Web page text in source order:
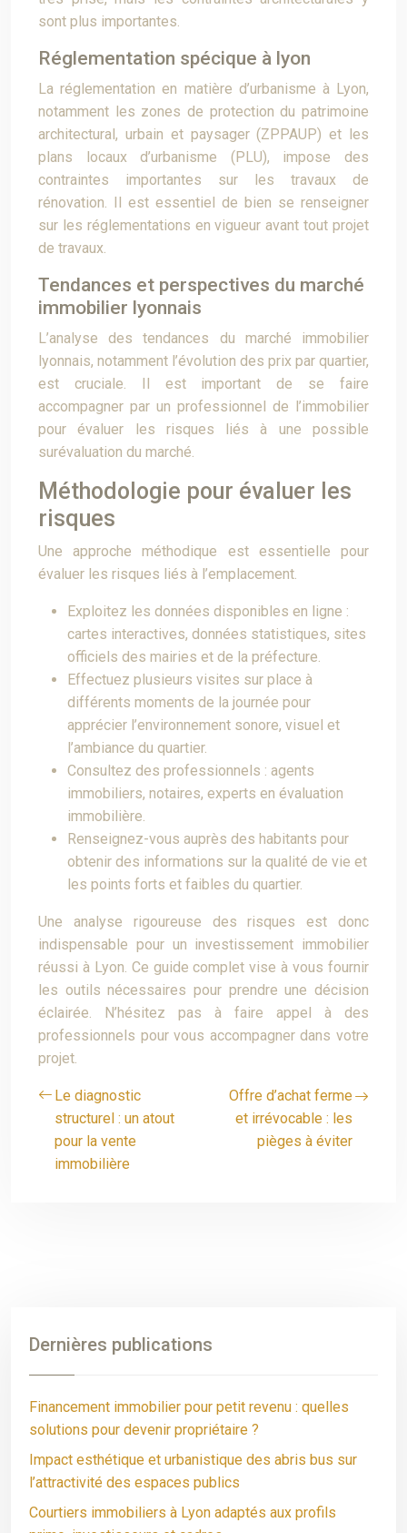
sont plus importantes.
Réglementation spécique à lyon
La réglementation en matière d’urbanisme à Lyon,
notamment les zones de protection du patrimoine
architectural, urbain et paysager (ZPPAUP) et les
plans locaux d’urbanisme (PLU), impose des
contraintes importantes sur les travaux de
rénovation. Il est essentiel de bien se renseigner
sur les réglementations en vigueur avant tout projet
de travaux.
Tendances et perspectives du marché
immobilier lyonnais
L’analyse des tendances du marché immobilier
lyonnais, notamment l’évolution des prix par quartier,
est cruciale. Il est important de se faire
accompagner par un professionnel de l’immobilier
pour évaluer les risques liés à une possible
surévaluation du marché.
Méthodologie pour évaluer les
risques
Une approche méthodique est essentielle pour
évaluer les risques liés à l’emplacement.
Exploitez les données disponibles en ligne :
cartes interactives, données statistiques, sites
officiels des mairies et de la préfecture.
Effectuez plusieurs visites sur place à
différents moments de la journée pour
apprécier l’environnement sonore, visuel et
l’ambiance du quartier.
Consultez des professionnels : agents
immobiliers, notaires, experts en évaluation
immobilière.
Renseignez-vous auprès des habitants pour
obtenir des informations sur la qualité de vie et
les points forts et faibles du quartier.
Une analyse rigoureuse des risques est donc
indispensable pour un investissement immobilier
réussi à Lyon. Ce guide complet vise à vous fournir
les outils nécessaires pour prendre une décision
éclairée. N’hésitez pas à faire appel à des
professionnels pour vous accompagner dans votre
projet.
Le diagnostic
structurel : un atout
pour la vente
immobilière
Offre d’achat ferme
et irrévocable : les
pièges à éviter
Dernières publications
Financement immobilier pour petit revenu : quelles
solutions pour devenir propriétaire ?
Impact esthétique et urbanistique des abris bus sur
l’attractivité des espaces publics
Courtiers immobiliers à Lyon adaptés aux profils